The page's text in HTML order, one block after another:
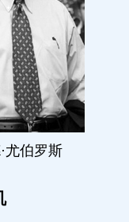
尤伯罗斯